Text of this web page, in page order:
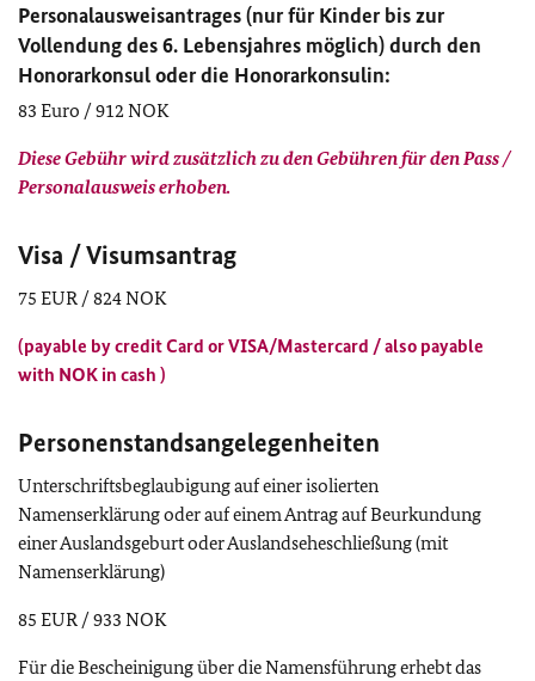
Personalausweisantrages (nur für Kinder bis zur
Vollendung des 6. Lebensjahres möglich) durch den
Honorarkonsul oder die Honorarkonsulin:
83 Euro / 912 NOK
Diese Gebühr wird zusätzlich zu den Gebühren für den Pass /
Personalausweis erhoben.
Visa / Visumsantrag
75 EUR / 824 NOK
(payable by credit Card or VISA/Mastercard / also payable
with NOK in cash )
Personenstandsangelegenheiten
Unterschriftsbeglaubigung auf einer isolierten
Namenserklärung oder auf einem Antrag auf Beurkundung
einer Auslandsgeburt oder Auslandseheschließung (mit
Namenserklärung)
85 EUR / 933 NOK
Für die Bescheinigung über die Namensführung erhebt das